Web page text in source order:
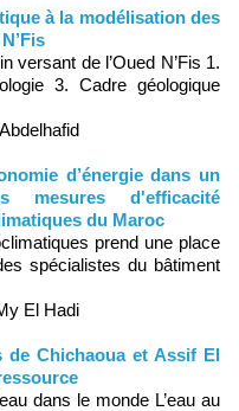
à la modélisation des
versant de l’Oued N’Fis 1.
3. Cadre géologique
d’énergie dans un
mesures d'efficacité
du Maroc
prend une place
spécialistes du bâtiment
El Hadi
de Chichaoua et Assif El
dans le monde L’eau au